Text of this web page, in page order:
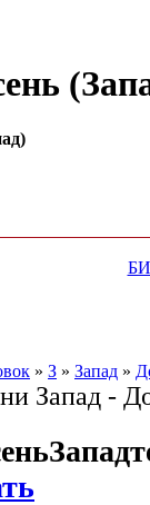
» З » Запад »
Запад